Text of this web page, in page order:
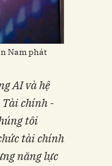
Nam phát
AI và hệ
chính -
tôi
tài chính
năng lực